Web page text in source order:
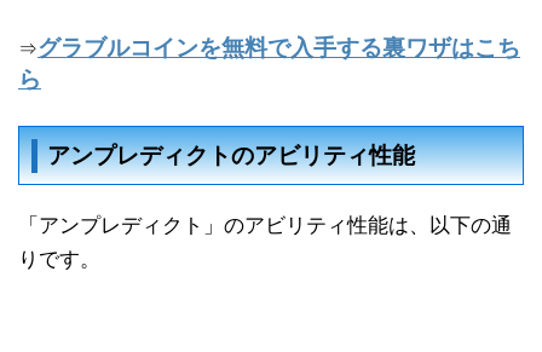
⇒グラブルコインを無料で入手する裏ワザはこち
ら
アンプレディクトのアビリティ性能
「アンプレディクト」のアビリティ性能は、以下の通
りです。